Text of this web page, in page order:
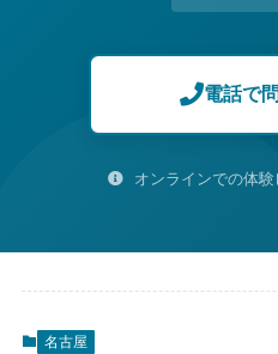
電話で
オンラインでの体
名古屋